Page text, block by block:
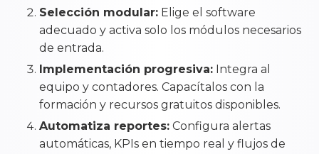
Selección modular: Elige el software
adecuado y activa solo los módulos necesarios
de entrada.
Implementación progresiva: Integra al
equipo y contadores. Capacítalos con la
formación y recursos gratuitos disponibles.
Automatiza reportes: Configura alertas
automáticas, KPIs en tiempo real y flujos de